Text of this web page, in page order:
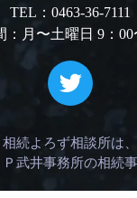
TEL：0463-36-7111
：月〜土曜日 9：00
相続よろず相談所は、
武井事務所の相続事